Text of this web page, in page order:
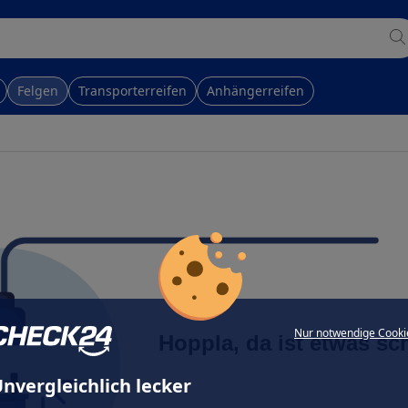
Nur notwendige
lecker
Felgen Transporterreifen Anhängerreifen
Hoppla, da ist etwas